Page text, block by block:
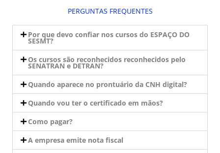
PERGUNTAS FREQUENTES
Por que devo confiar nos cursos do ESPAÇO DO
SESMT?
Os cursos são reconhecidos reconhecidos pelo
SENATRAN e DETRAN?
Quando aparece no prontuário da CNH digital?
Quando vou ter o certificado em mãos?
Como pagar?
A empresa emite nota fiscal